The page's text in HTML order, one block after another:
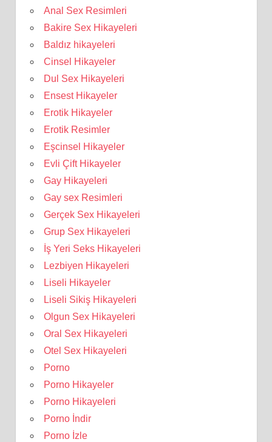
Anal Sex Resimleri
Bakire Sex Hikayeleri
Baldız hikayeleri
Cinsel Hikayeler
Dul Sex Hikayeleri
Ensest Hikayeler
Erotik Hikayeler
Erotik Resimler
Eşcinsel Hikayeler
Evli Çift Hikayeler
Gay Hikayeleri
Gay sex Resimleri
Gerçek Sex Hikayeleri
Grup Sex Hikayeleri
İş Yeri Seks Hikayeleri
Lezbiyen Hikayeleri
Liseli Hikayeler
Liseli Sikiş Hikayeleri
Olgun Sex Hikayeleri
Oral Sex Hikayeleri
Otel Sex Hikayeleri
Porno
Porno Hikayeler
Porno Hikayeleri
Porno İndir
Porno İzle